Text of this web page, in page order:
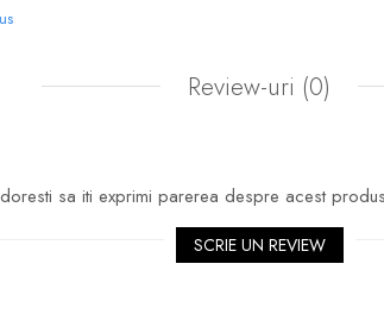
Review-uri (0)
sa iti exprimi parerea despre acest
SCRIE UN REVIEW